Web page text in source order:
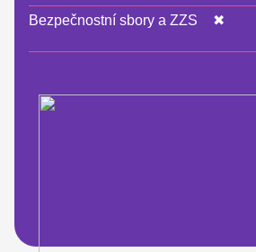
Bezpečnostní sbory a ZZS ✖